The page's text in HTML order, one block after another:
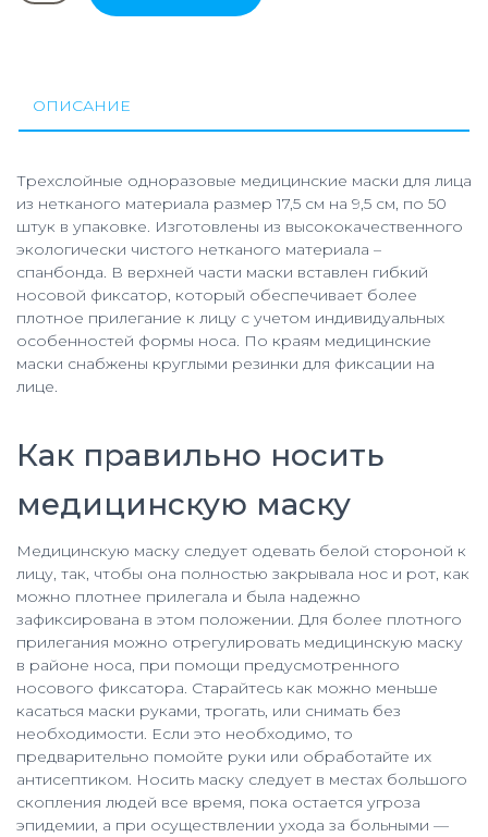
одноразовая
KN-ОПИСАНИЕ
Трехслойные одноразовые медицинские маски для лица
из нетканого материала размер 17,5 см на 9,5 см, по 50
штук в упаковке. Изготовлены из высококачественного
экологически чистого нетканого материала –
спанбонда. В верхней части маски вставлен гибкий
носовой фиксатор, который обеспечивает более
плотное прилегание к лицу с учетом индивидуальных
особенностей формы носа. По краям медицинские
маски снабжены круглыми резинки для фиксации на
лице.
Как правильно носить
медицинскую маску
Медицинскую маску следует одевать белой стороной к
лицу, так, чтобы она полностью закрывала нос и рот, как
можно плотнее прилегала и была надежно
зафиксирована в этом положении. Для более плотного
прилегания можно отрегулировать медицинскую маску
в районе носа, при помощи предусмотренного
носового фиксатора. Старайтесь как можно меньше
касаться маски руками, трогать, или снимать без
необходимости. Если это необходимо, то
предварительно помойте руки или обработайте их
антисептиком. Носить маску следует в местах большого
скопления людей все время, пока остается угроза
эпидемии, а при осуществлении ухода за больными —